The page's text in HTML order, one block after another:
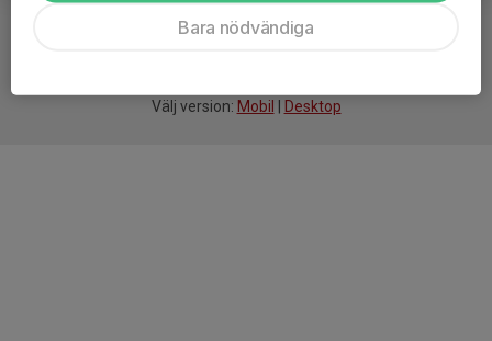
Välj version: Mobil Desktop
Bara nödvändiga